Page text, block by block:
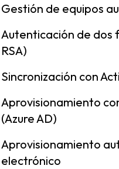
Gestión de equipos
Autenticación de dos
RSA)
Sincronización con
Aprovisionamiento
(Azure AD)
Aprovisionamiento
electrónico